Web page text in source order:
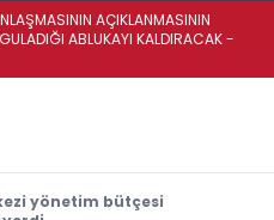
AÇIKLANMASININ
ABLUKAYI KALDIRACAK -
yönetim bütçesi